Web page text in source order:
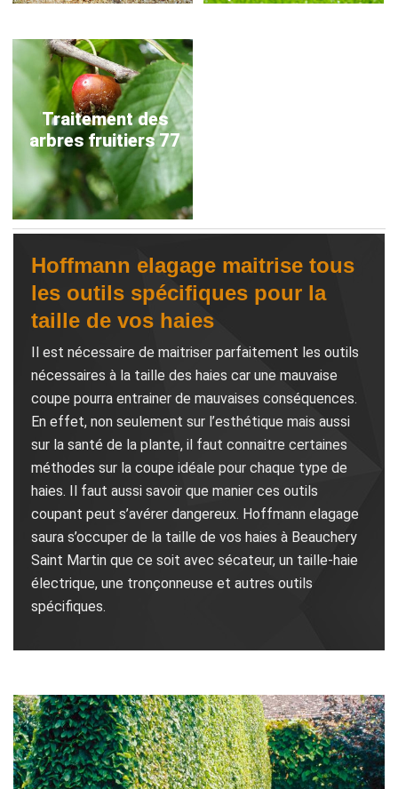
Traitement des
arbres fruitiers 77
Hoffmann elagage maitrise tous
les outils spécifiques pour la
taille de vos haies
Il est nécessaire de maitriser parfaitement les outils
nécessaires à la taille des haies car une mauvaise
coupe pourra entrainer de mauvaises conséquences.
En effet, non seulement sur l’esthétique mais aussi
sur la santé de la plante, il faut connaitre certaines
méthodes sur la coupe idéale pour chaque type de
haies. Il faut aussi savoir que manier ces outils
coupant peut s’avérer dangereux. Hoffmann elagage
saura s’occuper de la taille de vos haies à Beauchery
Saint Martin que ce soit avec sécateur, un taille-haie
électrique, une tronçonneuse et autres outils
spécifiques.